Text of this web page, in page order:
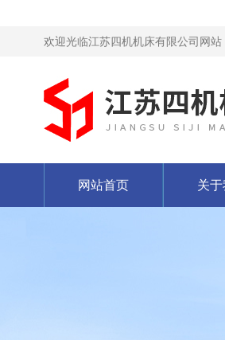
欢迎光临江苏四机机床有限公司网站
网站首页 关